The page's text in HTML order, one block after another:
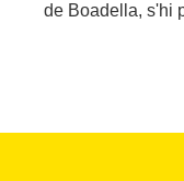
de Boadella, s'hi